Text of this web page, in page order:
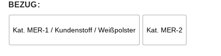
BEZUG
Kat. MER-1 / Kundenstoff / Weißpolster Kat. MER-2